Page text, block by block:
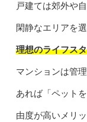
戸建ては郊外や
閑静なエリアを
理想のライフス
マンションは管
あれば「ペット
由度が高いメリ